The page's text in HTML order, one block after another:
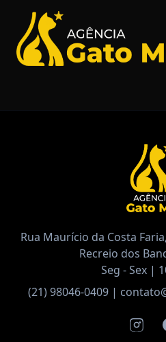
Rua Maurício da Costa
Recreio dos
Seg - Sex |
(21) 98046-0409|